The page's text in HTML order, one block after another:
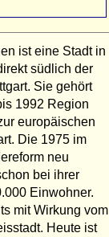
ist eine Stadt in
südlich der
Sie gehört
1992 Region
europäischen
Die 1975 im
neu
bei ihrer
Einwohner.
mit Wirkung vom
Heute ist